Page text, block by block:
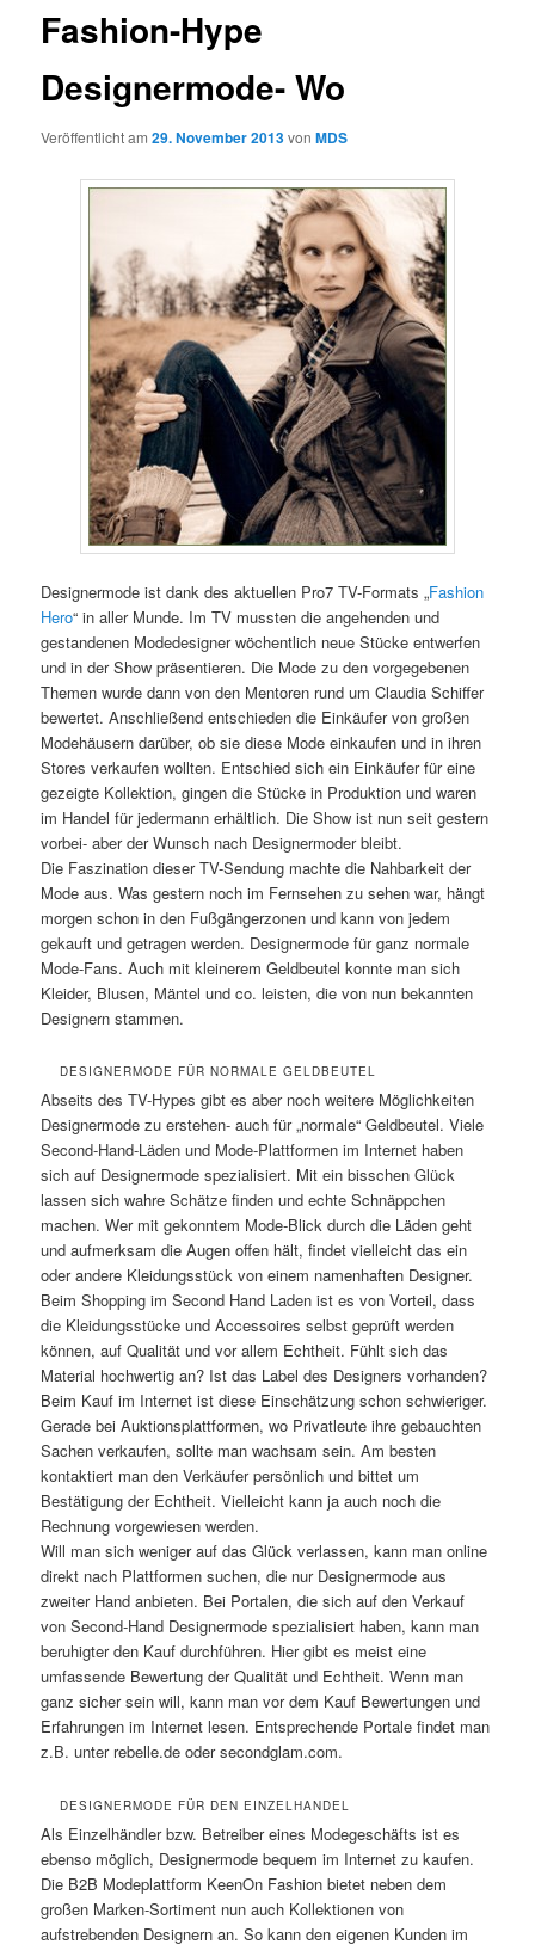
Fashion-Hype
Designermode- Wo
Veröffentlicht am29. November 2013vonMDS
Designermode ist dank des aktuellen Pro7 TV-Formats „Fashion
Hero“ in aller Munde. Im TV mussten die angehenden und
gestandenen Modedesigner wöchentlich neue Stücke entwerfen
und in der Show präsentieren. Die Mode zu den vorgegebenen
Themen wurde dann von den Mentoren rund um Claudia Schiffer
bewertet. Anschließend entschieden die Einkäufer von großen
Modehäusern darüber, ob sie diese Mode einkaufen und in ihren
Stores verkaufen wollten. Entschied sich ein Einkäufer für eine
gezeigte Kollektion, gingen die Stücke in Produktion und waren
im Handel für jedermann erhältlich. Die Show ist nun seit gestern
vorbei- aber der Wunsch nach Designermoder bleibt.
Die Faszination dieser TV-Sendung machte die Nahbarkeit der
Mode aus. Was gestern noch im Fernsehen zu sehen war, hängt
morgen schon in den Fußgängerzonen und kann von jedem
gekauft und getragen werden. Designermode für ganz normale
Mode-Fans. Auch mit kleinerem Geldbeutel konnte man sich
Kleider, Blusen, Mäntel und co. leisten, die von nun bekannten
Designern stammen.
DESIGNERMODE FÜR NORMALE GELDBEUTEL
Abseits des TV-Hypes gibt es aber noch weitere Möglichkeiten
Designermode zu erstehen- auch für „normale“ Geldbeutel. Viele
Second-Hand-Läden und Mode-Plattformen im Internet haben
sich auf Designermode spezialisiert. Mit ein bisschen Glück
lassen sich wahre Schätze finden und echte Schnäppchen
machen. Wer mit gekonntem Mode-Blick durch die Läden geht
und aufmerksam die Augen offen hält, findet vielleicht das ein
oder andere Kleidungsstück von einem namenhaften Designer.
Beim Shopping im Second Hand Laden ist es von Vorteil, dass
die Kleidungsstücke und Accessoires selbst geprüft werden
können, auf Qualität und vor allem Echtheit. Fühlt sich das
Material hochwertig an? Ist das Label des Designers vorhanden?
Beim Kauf im Internet ist diese Einschätzung schon schwieriger.
Gerade bei Auktionsplattformen, wo Privatleute ihre gebauchten
Sachen verkaufen, sollte man wachsam sein. Am besten
kontaktiert man den Verkäufer persönlich und bittet um
Bestätigung der Echtheit. Vielleicht kann ja auch noch die
Rechnung vorgewiesen werden.
Will man sich weniger auf das Glück verlassen, kann man online
direkt nach Plattformen suchen, die nur Designermode aus
zweiter Hand anbieten. Bei Portalen, die sich auf den Verkauf
von Second-Hand Designermode spezialisiert haben, kann man
beruhigter den Kauf durchführen. Hier gibt es meist eine
umfassende Bewertung der Qualität und Echtheit. Wenn man
ganz sicher sein will, kann man vor dem Kauf Bewertungen und
Erfahrungen im Internet lesen. Entsprechende Portale findet man
z.B. unter rebelle.de oder secondglam.com.
DESIGNERMODE FÜR DEN EINZELHANDEL
Als Einzelhändler bzw. Betreiber eines Modegeschäfts ist es
ebenso möglich, Designermode bequem im Internet zu kaufen.
Die B2B Modeplattform KeenOn Fashion bietet neben dem
großen Marken-Sortiment nun auch Kollektionen von
aufstrebenden Designern an. So kann den eigenen Kunden im